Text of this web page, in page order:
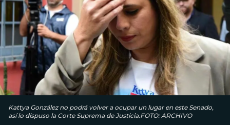
Kattya González no podrá volver a ocupar un lugar en este Senado,
así lo dispuso la Corte Suprema de Justicia.FOTO: ARCHIVO